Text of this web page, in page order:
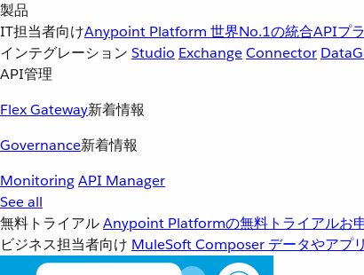
製品
IT担当者向けAnypoint Platform 世界No.1の統合APIプ
インテグレーション Studio ExchangeConnector
API管理
Flex Gateway新着情報
Governance新着情報
MonitoringAPI Manager
See all
無料トライアルAnypoint Platformの無料トライアルお
ビジネス担当者向け MuleSoft Composer データやアプ